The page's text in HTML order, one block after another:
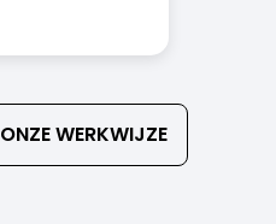
WERKWIJZE